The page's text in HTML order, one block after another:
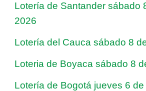
Lotería de Santander sábado
2026
Lotería del Cauca sábado 8
Loteria de Boyaca sábado 8
Lotería de Bogotá jueves 6